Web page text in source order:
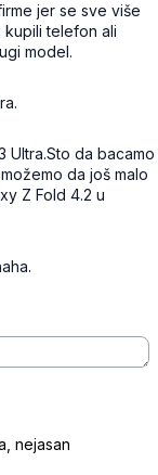
jer se sve više
kupili telefon ali
model.
Ultra.Sto da bacamo
da još malo
Z Fold 4.2 u
nejasan